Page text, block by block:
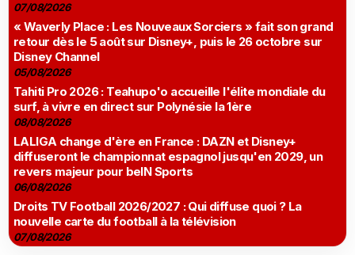
07/08/2026
« Waverly Place : Les Nouveaux Sorciers » fait son grand
retour dès le 5 août sur Disney+, puis le 26 octobre sur
Disney Channel
05/08/2026
Tahiti Pro 2026 : Teahupo'o accueille l'élite mondiale du
surf, à vivre en direct sur Polynésie la 1ère
08/08/2026
LALIGA change d'ère en France : DAZN et Disney+
diffuseront le championnat espagnol jusqu'en 2029, un
revers majeur pour beIN Sports
06/08/2026
Droits TV Football 2026/2027 : Qui diffuse quoi ? La
nouvelle carte du football à la télévision
07/08/2026